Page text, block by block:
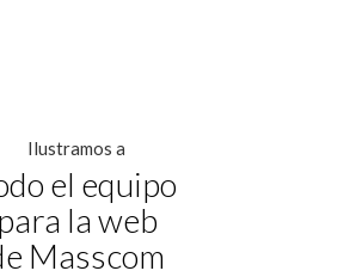
Ilustramos a
el equipo
para la web
Masscom